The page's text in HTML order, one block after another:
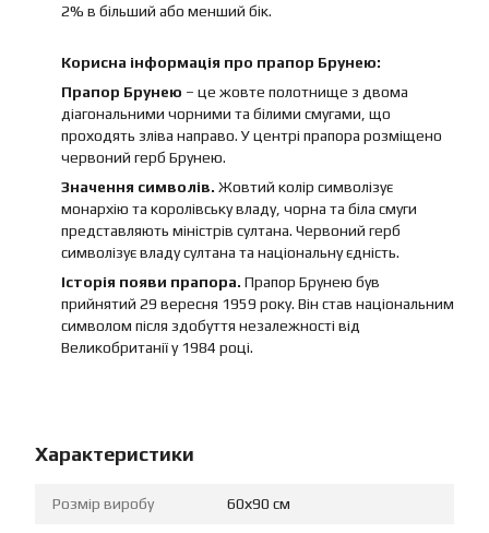
2% в більший або менший бік.
Корисна інформація про прапор Брунею:
Прапор Брунею – це жовте полотнище з двома
діагональними чорними та білими смугами, що
проходять зліва направо. У центрі прапора розміщено
червоний герб Брунею.
Значення символів. Жовтий колір символізує
монархію та королівську владу, чорна та біла смуги
представляють міністрів султана. Червоний герб
символізує владу султана та національну єдність.
Історія появи прапора. Прапор Брунею був
прийнятий 29 вересня 1959 року. Він став національним
символом після здобуття незалежності від
Великобританії у 1984 році.
Характеристики
Розмір виробу 60х90 см